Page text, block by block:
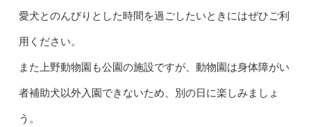
愛犬とのんびりとした時間を過ごしたいときにはぜひご利
用ください。
また上野動物園も公園の施設ですが、動物園は身体障がい
者補助犬以外入園できないため、別の日に楽しみましょ
う。